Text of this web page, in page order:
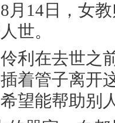
月14日，女
世。
在去世之
着管子离开
望能帮助别